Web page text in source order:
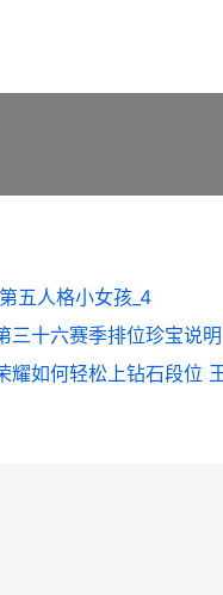
五人格小女孩_4